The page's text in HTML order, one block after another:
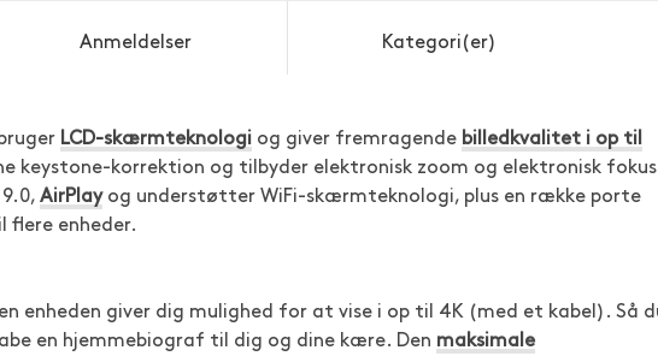
Anmeldelser Kategori(er)
LCD-skærmteknologi og giver fremragende billedkvalitet i op til
keystone-korrektion og tilbyder elektronisk zoom og elektronisk
AirPlayog understøtter WiFi-skærmteknologi, plus en række porte
flere enheder.
enheden giver dig mulighed for at vise i op til 4K (med et kabel). Så
en hjemmebiograf til dig og dine kære. Den maksimale